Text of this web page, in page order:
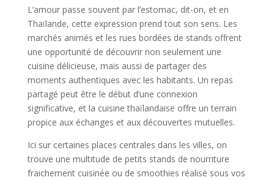
L’amour passe souvent par l’estomac, dit-on, et en
Thaïlande, cette expression prend tout son sens. Les
marchés animés et les rues bordées de stands offrent
une opportunité de découvrir non seulement une
cuisine délicieuse, mais aussi de partager des
moments authentiques avec les habitants. Un repas
partagé peut être le début d’une connexion
significative, et la cuisine thaïlandaise offre un terrain
propice aux échanges et aux découvertes mutuelles.
Ici sur certaines places centrales dans les villes, on
trouve une multitude de petits stands de nourriture
fraichement cuisinée ou de smoothies réalisé sous vos